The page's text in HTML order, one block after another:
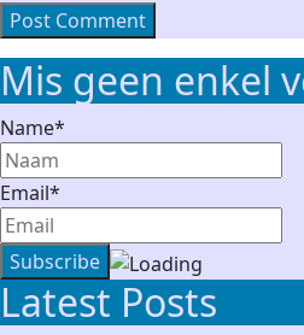
Mis geen enkel
Name*
Email*
Latest Posts